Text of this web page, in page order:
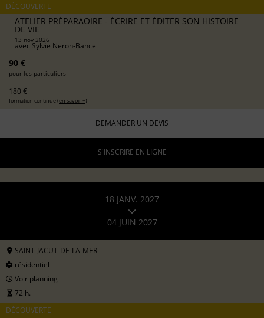
DÉCOUVERTE
ATELIER PRÉPARAOIRE - ÉCRIRE ET ÉDITER SON HISTOIRE
DE VIE
13 nov 2026
avec Sylvie Neron-Bancel
90 €
pour les particuliers
180 €
formation continue (en savoir +)
DEMANDER UN DEVIS
S'INSCRIRE EN LIGNE
18 JANV. 2027
04 JUIN 2027
SAINT-JACUT-DE-LA-MER
résidentiel
Voir planning
72 h.
DÉCOUVERTE